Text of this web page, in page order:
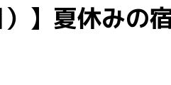
】夏休みの